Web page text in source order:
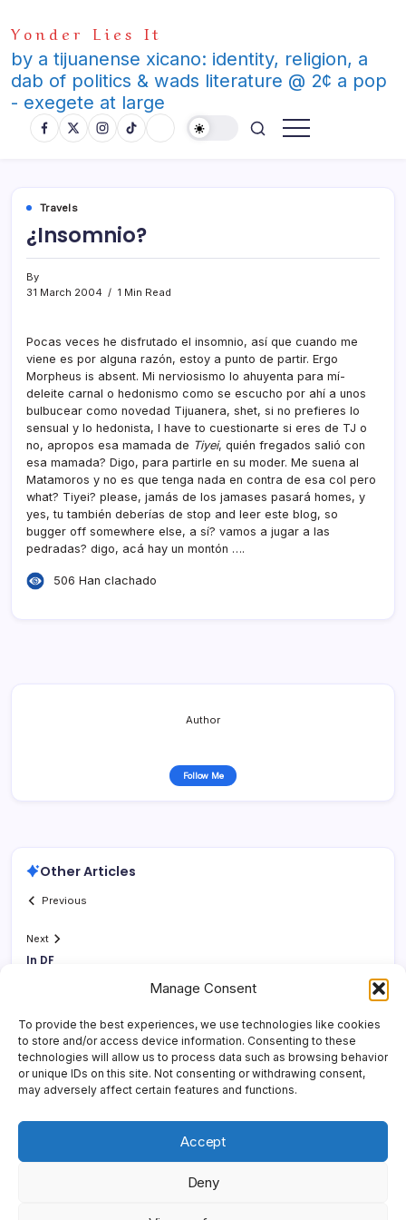
Manage Consent
To provide the best experiences, we use technologies like cookies
to store and/or access device information. Consenting to these
technologies will allow us to process data such as browsing behavior
or unique IDs on this site. Not consenting or withdrawing consent,
may adversely affect certain features and functions.
Accept
Deny
to
content
Yonder Lies It
by a tijuanense xicano: identity, religion, a
dab of politics & wads literature @ 2¢ a pop
- exegete at large
Travels
¿Insomnio?
By
31 March 2004
1 Min Read
Pocas veces he disfrutado el insomnio, así­ que cuando me
viene es por alguna razón, estoy a punto de partir. Ergo
Morpheus is absent. Mi nerviosismo lo ahuyenta para mí­
deleite carnal o hedonismo como se escucho por ahí­ a unos
bulbucear como novedad Tijuanera, shet, si no prefieres lo
sensual y lo hedonista, I have to cuestionarte si eres de TJ o
no, apropos esa mamada de Tiyei, quién fregados salió con
esa mamada? Digo, para partirle en su moder. Me suena al
Matamoros y no es que tenga nada en contra de esa col pero
what? Tiyei? please, jamás de los jamases pasará homes, y
yes, tu también deberí­as de stop and leer este blog, so
bugger off somewhere else, a sí­? vamos a jugar a las
pedradas? digo, acá hay un montón ….
506 Han clachado
Author
Follow Me
Other Articles
Previous
Next
In DF